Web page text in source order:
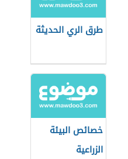
طرق الري الحديثة
خصائص البيئة
الزراعية